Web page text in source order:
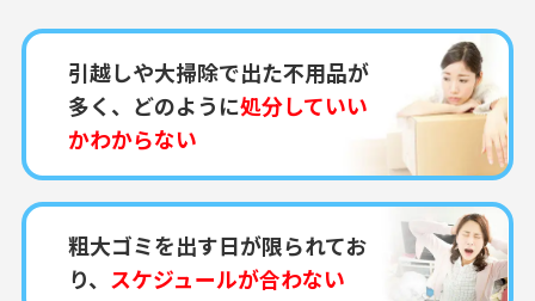
引越しや大掃除で出た不用品が
多く、どのように処分していい
かわからない
粗大ゴミを出す日が限られてお
り、 スケジュールが合わない